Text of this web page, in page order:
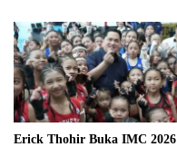
Erick Thohir Buka IMC 2026